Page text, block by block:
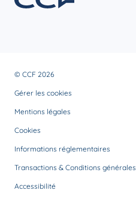
© CCF 2026
Gérer les cookies
Mentions légales
Cookies
Informations réglementaires
Transactions & Conditions générales
Accessibilité